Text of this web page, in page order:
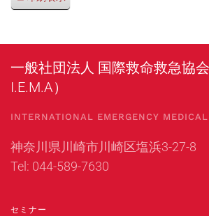
一般社団法人 国際救命救急協
I.E.M.A）
INTERNATIONAL EMERGENCY
神奈川県川崎市川崎区塩浜3-27-8
Tel: 044-589-7630
セミナー